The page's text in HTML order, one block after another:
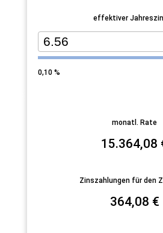
effektiver
0,10%
monatl. Rate
15.364,08
Zinszahlungen für den
364,08 €